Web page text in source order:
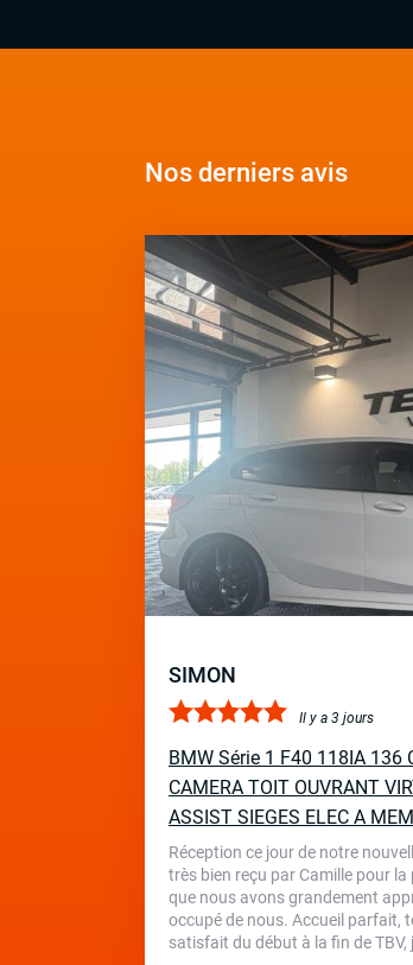
Nos derniers avis
SIMON
Il y a 3 jours
BMW Série 1 F40 118IA 136
CAMERA TOIT OUVRANT
ASSIST SIEGES ELEC A
Réception ce jour de notre
très bien reçu par Camille pour
que nous avons grandement
occupé de nous. Accueil parfait,
satisfait du début à la fin de